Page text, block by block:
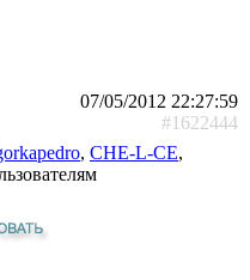
07/05/2012 22:27:59
#1622444
, CHE-L-CE,